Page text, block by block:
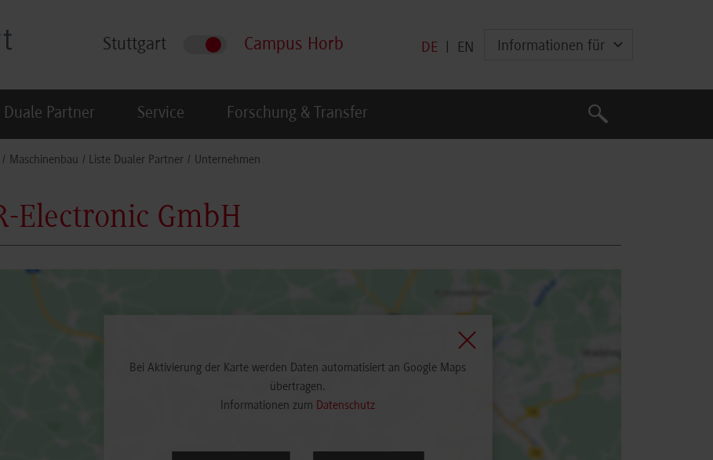
Stuttgart Campus Horb DE EN Informationen für
Duale Partner Service Forschung & Transfer
Suche
Suche
Maschinenbau Liste Dualer Partner Unternehmen
Electronic GmbH
Bei Aktivierung der Karte werden Daten automatisiert an Google Maps
übertragen.
Informationen zum Datenschutz